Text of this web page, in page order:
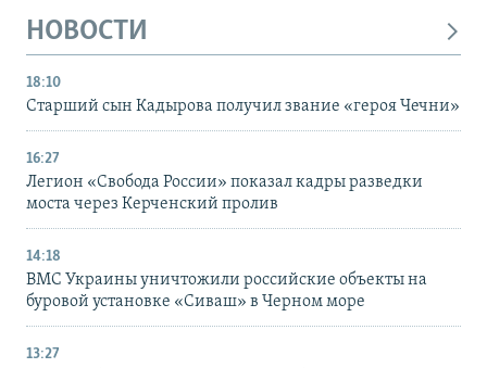
НОВОСТИ
18:10
Старший сын Кадырова получил звание «героя Чечни»
16:27
Легион «Свобода России» показал кадры разведки
моста через Керченский пролив
14:18
ВМС Украины уничтожили российские объекты на
буровой установке «Сиваш» в Черном море
13:27